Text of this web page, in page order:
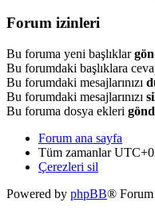
Forum izinleri
Bu foruma yeni başlıklar
Bu forumdaki başlıklara
Bu forumdaki mesajlarınızı
Bu forumdaki mesajlarınızı
Bu foruma dosya ekleri
Forum ana sayfa
Tüm zamanlar
Çerezleri sil
Powered by phpBB®